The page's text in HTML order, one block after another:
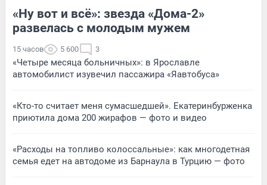
«Ну вот и всё»: звезда «Дома-2»
развелась с молодым мужем
15 часов 5 600 3
«Четыре месяца больничных»: в Ярославле
автомобилист изувечил пассажира «Яавтобуса»
«Кто-то считает меня сумасшедшей». Екатеринбурженка
приютила дома 200 жирафов — фото и видео
«Расходы на топливо колоссальные»: как многодетная
семья едет на автодоме из Барнаула в Турцию — фото